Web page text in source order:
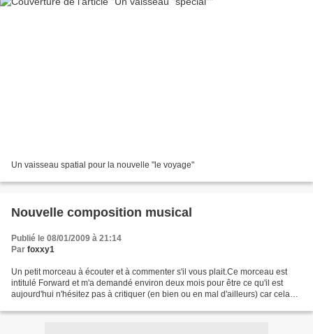
Un vaisseau spatial pour la nouvelle "le voyage"
Nouvelle composition musical
Publié le 08/01/2009 à 21:14
Par foxxy1
Un petit morceau à écouter et à commenter s'il vous plait.Ce morceau est
intitulé Forward et m'a demandé environ deux mois pour être ce qu'il est
aujourd'hui n'hésitez pas à critiquer (en bien ou en mal d'ailleurs) car cela